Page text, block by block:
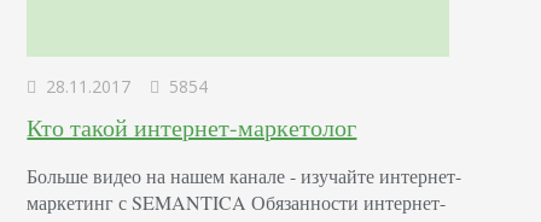
28.11.2017 5854
Кто такой интернет-маркетолог
Больше видео на нашем канале - изучайте интернет-
маркетинг с SEMANTICA Обязанности интернет-